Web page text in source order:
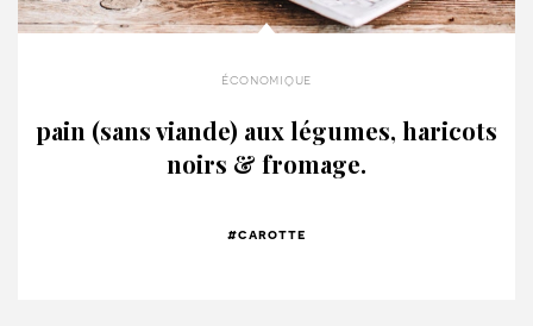
économique
pain (sans viande) aux légumes, haricots
noirs & fromage.
#carotte